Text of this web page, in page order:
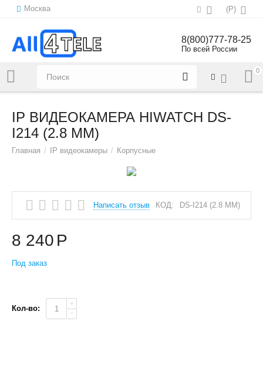
Москва (Р)
Напишите нам:sales@all4tele.com
8(800)777-78-25
По всей России
0
IP ВИДЕОКАМЕРА HIWATCH DS-
I214 (2.8 MM)
Главная / IP видеокамеры / Корпусные
Написать отзыв КОД: DS-I214 (2.8 MM)
8 240 Р
Под заказ
Кол-во:
+
−